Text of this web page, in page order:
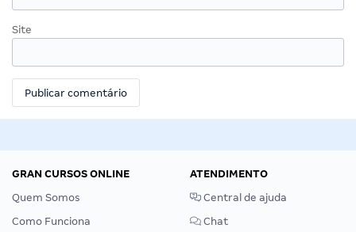
Site
GRAN CURSOS ONLINE
Quem Somos
Como Funciona
ATENDIMENTO
Central de ajuda
Chat